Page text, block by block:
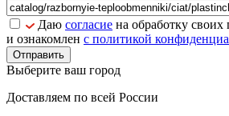
Даю согласие на обработку
и ознакомлен с политикой
Отправить
Выберите ваш город
Доставляем по всей России